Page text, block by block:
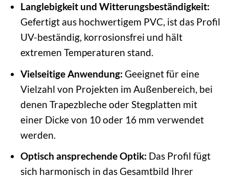
Langlebigkeit und Witterungsbeständigkeit:
Gefertigt aus hochwertigem PVC, ist das Profil
UV-beständig, korrosionsfrei und hält
extremen Temperaturen stand.
Vielseitige Anwendung: Geeignet für eine
Vielzahl von Projekten im Außenbereich, bei
denen Trapezbleche oder Stegplatten mit
einer Dicke von 10 oder 16 mm verwendet
werden.
Optisch ansprechende Optik: Das Profil fügt
sich harmonisch in das Gesamtbild Ihrer